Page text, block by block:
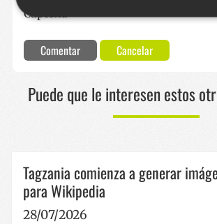
Captcha
Comentar Cancelar
Puede que le interesen estos
Tagzania comienza a generar
para Wikipedia
28/07/2026
Cookies estrictamente necesarias
Cookies de funcionalidad
cookies estrictamente necesarias.
Nombre
__cf_bm